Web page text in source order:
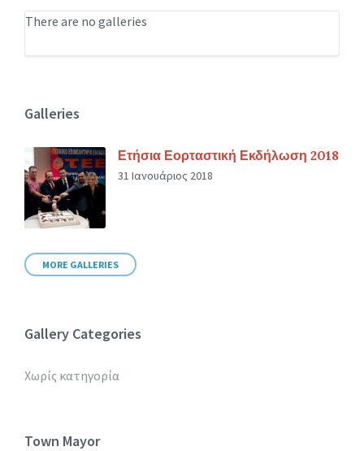
There are no galleries
Galleries
Ετήσια Εορταστική Εκδήλωση 2018
31 Ιανουάριος 2018
MORE GALLERIES
Gallery Categories
Χωρίς κατηγορία
Town Mayor